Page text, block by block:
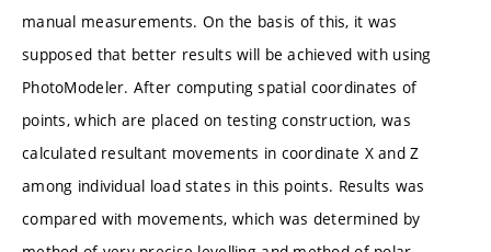
manual measurements. On the basis of this, it was
supposed that better results will be achieved with using
PhotoModeler. After computing spatial coordinates of
points, which are placed on testing construction, was
calculated resultant movements in coordinate X and Z
among individual load states in this points. Results was
compared with movements, which was determined by